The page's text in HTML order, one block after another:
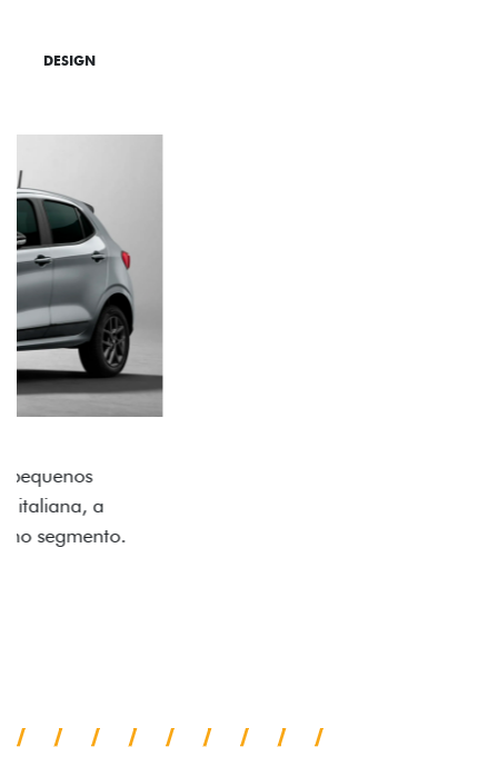
DESIGN
A flag italiana e o novo logo Fiat também aparecem
no interior do carro, que possui acabamento
impecável e detalhes escurecidos.